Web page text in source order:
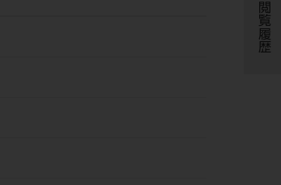
閲覧履歴